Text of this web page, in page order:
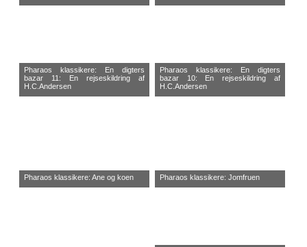
Pharaos klassikere: En digters
bazar 11: En rejseskildring af
H.C.Andersen
Pharaos klassikere: En digters
bazar 10: En rejseskildring af
H.C.Andersen
Pharaos klassikere: Ane og koen Pharaos klassikere: Jomfruen